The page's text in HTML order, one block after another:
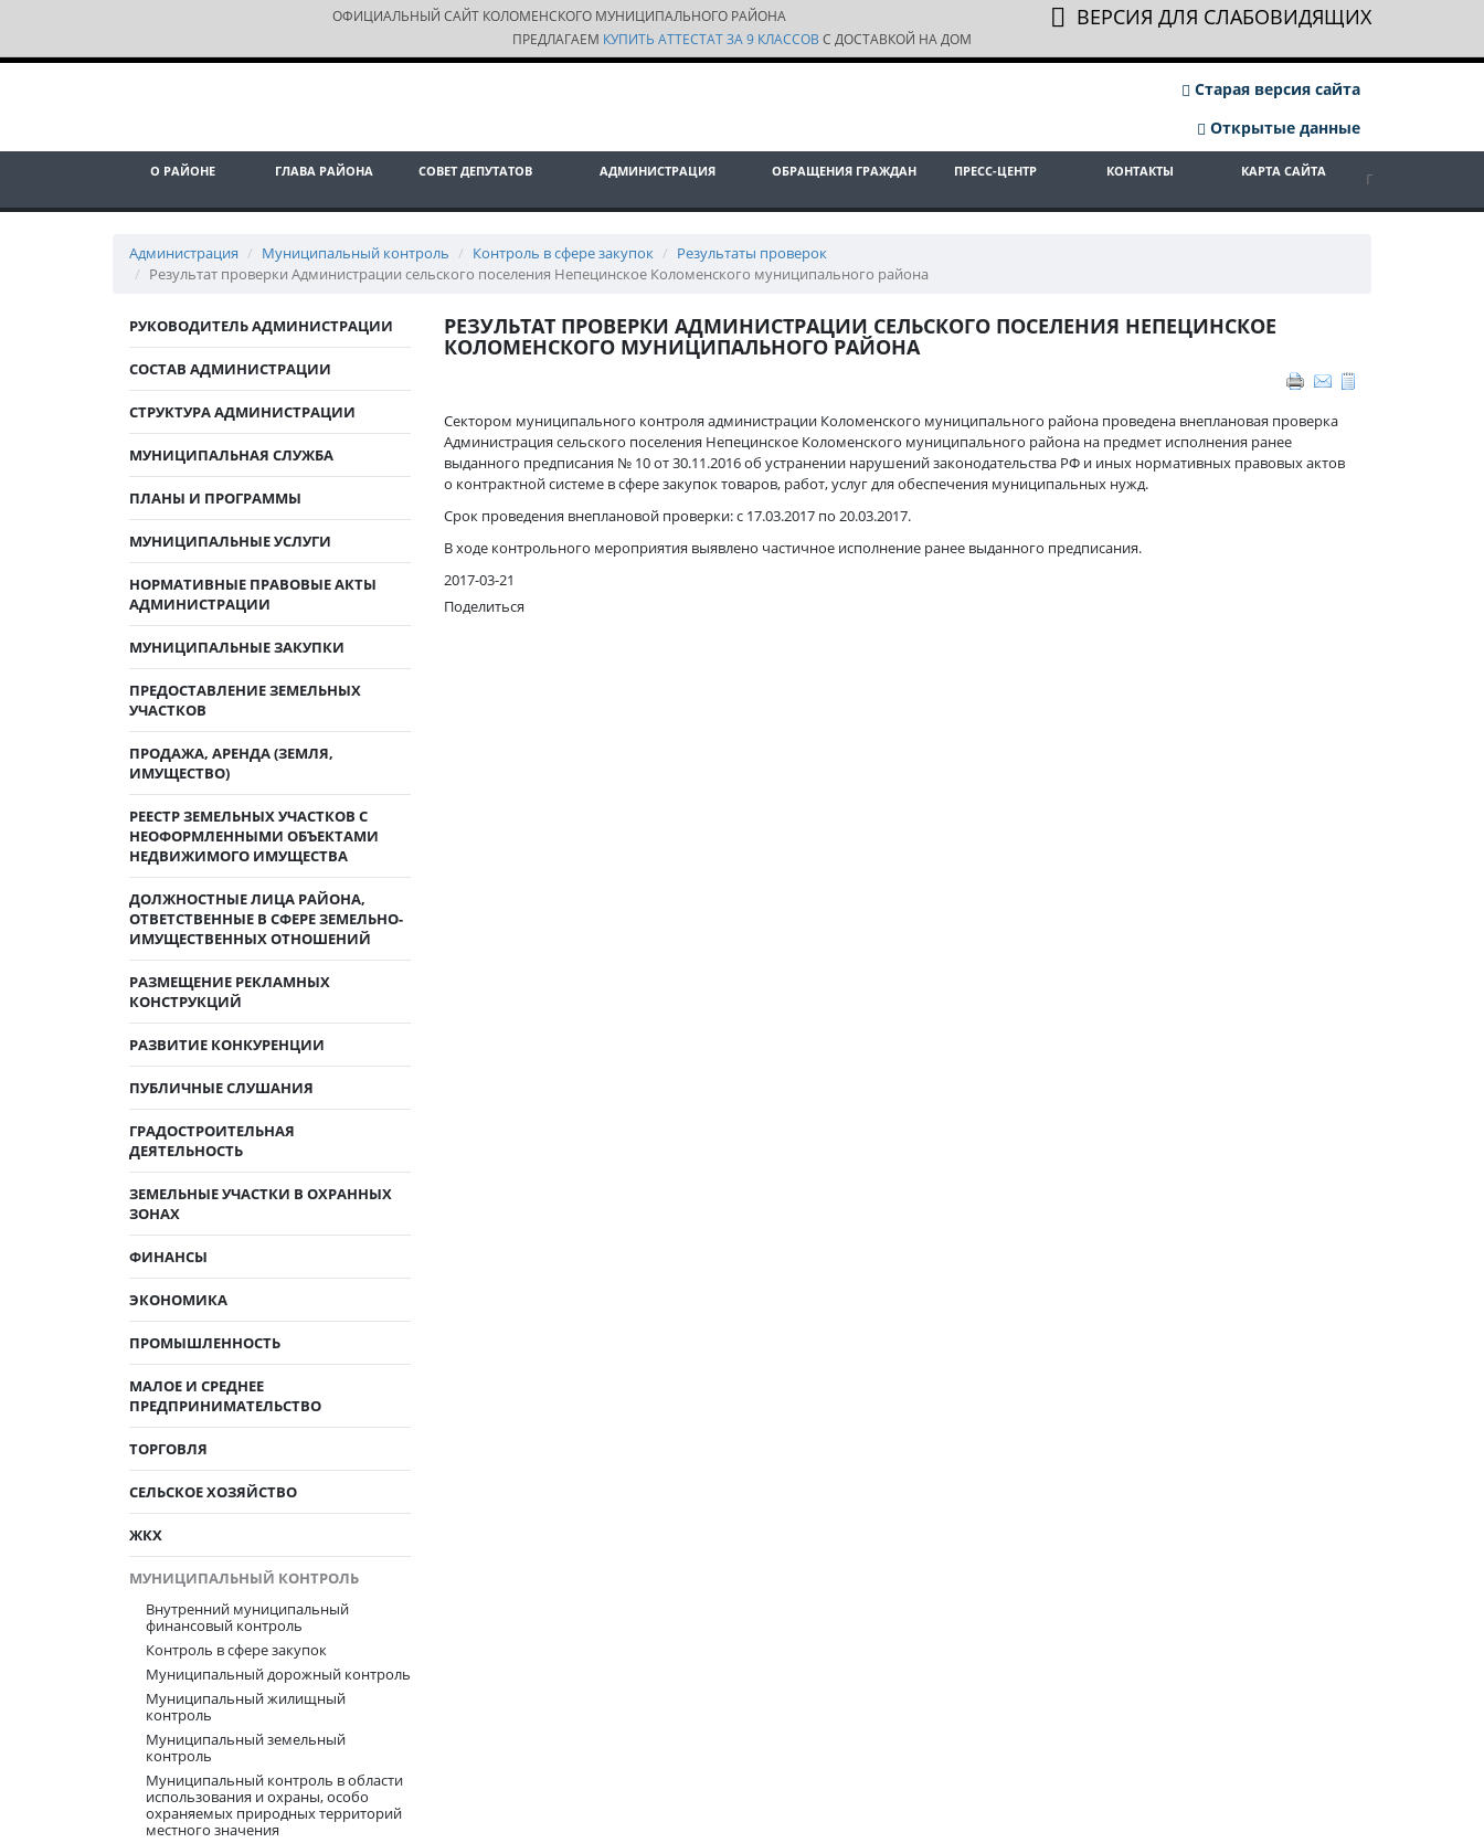
ВЕРСИЯ ДЛЯ СЛАБОВИДЯЩИХ
ОФИЦИАЛЬНЫЙ САЙТ КОЛОМЕНСКОГО МУНИЦИПАЛЬНОГО РАЙОНА
ПРЕДЛАГАЕМ КУПИТЬ АТТЕСТАТ ЗА 9 КЛАССОВ С ДОСТАВКОЙ НА ДОМ
Старая версия сайта
Открытые данные
О РАЙОНЕ ГЛАВА РАЙОНА СОВЕТ ДЕПУТАТОВ АДМИНИСТРАЦИЯ ОБРАЩЕНИЯ ГРАЖДАН ПРЕСС-ЦЕНТР КОНТАКТЫ КАРТА САЙТА
Администрация Муниципальный контроль Контроль в сфере закупок
Результаты проверок
Результат проверки Администрации сельского поселения Непецинское Коломенского муниципального района
РУКОВОДИТЕЛЬ АДМИНИСТРАЦИИ
СОСТАВ АДМИНИСТРАЦИИ
СТРУКТУРА АДМИНИСТРАЦИИ
МУНИЦИПАЛЬНАЯ СЛУЖБА
ПЛАНЫ И ПРОГРАММЫ
МУНИЦИПАЛЬНЫЕ УСЛУГИ
НОРМАТИВНЫЕ ПРАВОВЫЕ АКТЫ
АДМИНИСТРАЦИИ
МУНИЦИПАЛЬНЫЕ ЗАКУПКИ
ПРЕДОСТАВЛЕНИЕ ЗЕМЕЛЬНЫХ
УЧАСТКОВ
ПРОДАЖА, АРЕНДА (ЗЕМЛЯ,
ИМУЩЕСТВО)
РЕЕСТР ЗЕМЕЛЬНЫХ УЧАСТКОВ С
НЕОФОРМЛЕННЫМИ ОБЪЕКТАМИ
НЕДВИЖИМОГО ИМУЩЕСТВА
ДОЛЖНОСТНЫЕ ЛИЦА РАЙОНА,
ОТВЕТСТВЕННЫЕ В СФЕРЕ ЗЕМЕЛЬНО-
ИМУЩЕСТВЕННЫХ ОТНОШЕНИЙ
РАЗМЕЩЕНИЕ РЕКЛАМНЫХ
КОНСТРУКЦИЙ
РАЗВИТИЕ КОНКУРЕНЦИИ
ПУБЛИЧНЫЕ СЛУШАНИЯ
ГРАДОСТРОИТЕЛЬНАЯ
ДЕЯТЕЛЬНОСТЬ
ЗЕМЕЛЬНЫЕ УЧАСТКИ В ОХРАННЫХ
ЗОНАХ
ФИНАНСЫ
ЭКОНОМИКА
ПРОМЫШЛЕННОСТЬ
МАЛОЕ И СРЕДНЕЕ
ПРЕДПРИНИМАТЕЛЬСТВО
ТОРГОВЛЯ
СЕЛЬСКОЕ ХОЗЯЙСТВО
ЖКХ
МУНИЦИПАЛЬНЫЙ КОНТРОЛЬ
Внутренний муниципальный
финансовый контроль
Контроль в сфере закупок
Муниципальный дорожный контроль
Муниципальный жилищный
контроль
Муниципальный земельный
контроль
Муниципальный контроль в области
использования и охраны, особо
охраняемых природных территорий
местного значения
РЕЗУЛЬТАТ ПРОВЕРКИ АДМИНИСТРАЦИИ СЕЛЬСКОГО ПОСЕЛЕНИЯ НЕПЕЦИНСКОЕ
КОЛОМЕНСКОГО МУНИЦИПАЛЬНОГО РАЙОНА
Сектором муниципального контроля администрации Коломенского муниципального района проведена внеплановая проверка
Администрация сельского поселения Непецинское Коломенского муниципального района на предмет исполнения ранее
выданного предписания № 10 от 30.11.2016 об устранении нарушений законодательства РФ и иных нормативных правовых актов
о контрактной системе в сфере закупок товаров, работ, услуг для обеспечения муниципальных нужд.
Срок проведения внеплановой проверки: с 17.03.2017 по 20.03.2017.
В ходе контрольного мероприятия выявлено частичное исполнение ранее выданного предписания.
2017-03-21
Поделиться